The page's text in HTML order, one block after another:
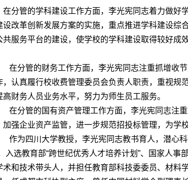
在分管的学科建设工作方面，李光宪同志着力做好
设改革创新发展方案的实施，重点推进学科建设综
共服务平台的建设，使学校的学科建设取得较好成
在分管的财务工作方面，李光宪同志注重抓增收
，认真履行校收费管理委员会负责人职责，重视规
高财务人员业务水平，努力为师生员工服务。
在分管的国有资产管理工作方面，李光宪同志注
加强企业资产监管，进一步规范招投标管理，为学
作为四川大学教授，李光宪同志教书育人，潜心
入选教育部“跨世纪优秀人才培养计划”、国家人
术和技术带头人，并担任教育部科技委委员、材料